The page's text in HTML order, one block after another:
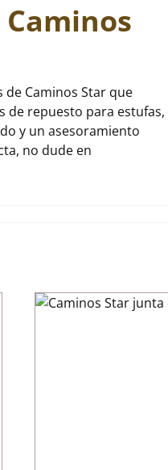
Caminos Star que
de repuesto para estufas,
y un asesoramiento
no dude en